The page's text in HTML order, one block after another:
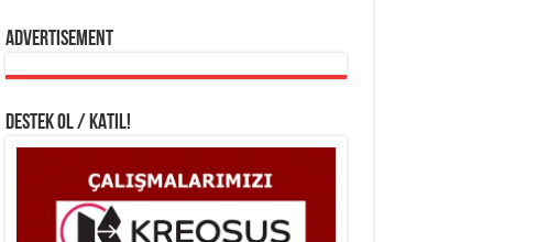
Advertisement
DESTEK OL / KATIL!